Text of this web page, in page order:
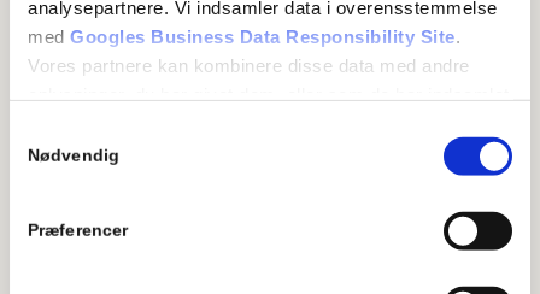
analysepartnere. Vi indsamler data i overensstemmelse
med Googles Business Data Responsibility Site.
Vores partnere kan kombinere disse data med andre
Se Cookie & Privatlivspolitik
Nødvendig
Præferencer
materialer.
Gulvfirmaer som er certificeret af GVK er garanter for at
vådrumsgulve lægges i henhold til alle gældende regler.
GVK besidder den ekspertise, som er gældende indenfor
Certificerede virksomheder har den nyeste viden og
metoder til netop denne type arbejde. Virksomheder der
er medlem af GVK, er omfattet af Garantiordningen for